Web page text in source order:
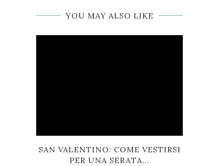
YOU MAY ALSO LIKE
SAN VALENTINO: COME VESTIRSI
PER UNA SERATA...